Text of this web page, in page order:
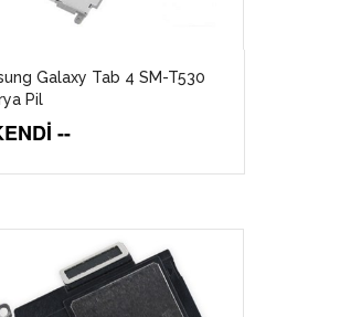
Galaxy Tab 4 SM-T530
Pil
--